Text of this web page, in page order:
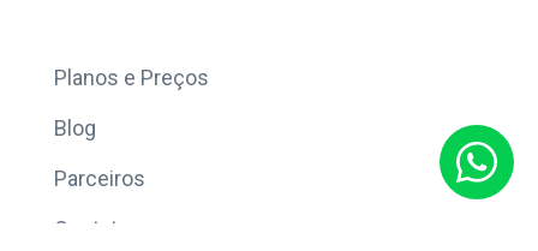
Planos e Preços
Blog
Parceiros
Contato